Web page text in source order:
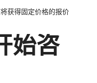
获得固定价格的报价
始咨